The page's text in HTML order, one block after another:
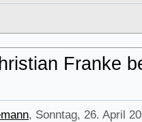
Franke
, Sonntag, 26. April